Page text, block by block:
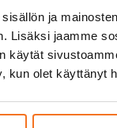
ja
Lisäksi jaamme
käytät
kun olet käyttänyt